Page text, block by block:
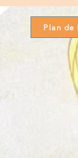
Plan de